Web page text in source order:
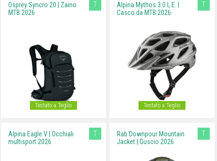
Osprey Syncro 20 | Zaino
MTB 2026
T
Testato a Teglio
Alpina Mythos 3.0 L.E. |
Casco da MTB 2026
T
Testato a Teglio
Alpina Eagle V | Occhiali
multisport 2026
T
Rab Downpour Mountain
Jacket | Guscio 2026
T